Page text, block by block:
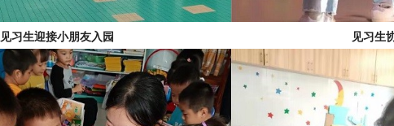
见习生迎接小朋友入园 见习生协助保育